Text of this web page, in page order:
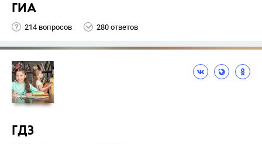
ГИА
214 вопросов 280 ответов
ГДЗ